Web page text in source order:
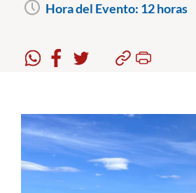
Postgrado
Estudiantes
Académicos
Funcionarios
Hora del Evento: 12 horas